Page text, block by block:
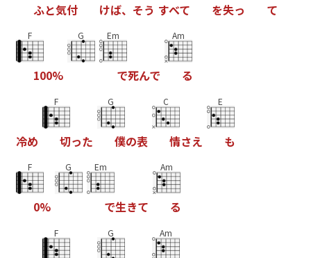
ふと気付 けば、 そう すべて を失っ て
F
100%
G Em
で死んで
Am
る
冷め
F
切った
G
僕の表
C
情さえ
E
も
F
0%
G Em
で生きて
Am
る
F G Am